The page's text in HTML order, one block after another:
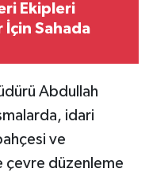
Ekipleri
İçin Sahada
Abdullah
idari
ve
çevre düzenleme